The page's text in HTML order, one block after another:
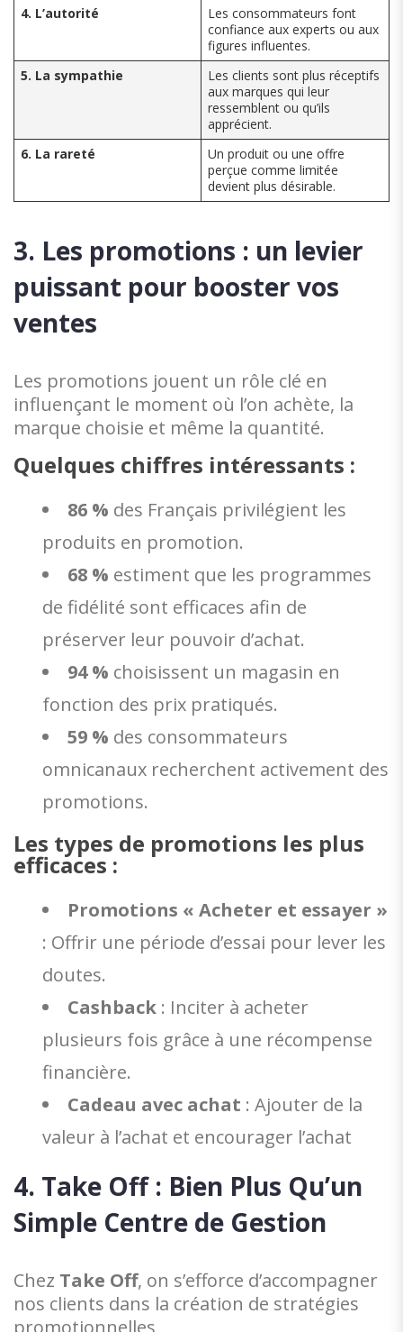
4. L’autorité
Les consommateurs font
confiance aux experts ou aux
figures influentes.
5. La sympathie
Les clients sont plus réceptifs
aux marques qui leur
ressemblent ou qu’ils
apprécient.
6. La rareté
Un produit ou une offre
perçue comme limitée
devient plus désirable.
3. Les promotions : un levier
puissant pour booster vos
ventes
Les promotions jouent un rôle clé en
influençant le moment où l’on achète, la
marque choisie et même la quantité.
Quelques chiffres intéressants :
86 % des Français privilégient les
produits en promotion.
68 % estiment que les programmes
de fidélité sont efficaces afin de
préserver leur pouvoir d’achat.
94 % choisissent un magasin en
fonction des prix pratiqués.
59 % des consommateurs
omnicanaux recherchent activement des
promotions.
Les types de promotions les plus
efficaces :
Promotions « Acheter et essayer »
: Offrir une période d’essai pour lever les
doutes.
Cashback : Inciter à acheter
plusieurs fois grâce à une récompense
financière.
Cadeau avec achat : Ajouter de la
valeur à l’achat et encourager l’achat
4. Take Off : Bien Plus Qu’un
Simple Centre de Gestion
Chez Take Off, on s’efforce d’accompagner
nos clients dans la création de stratégies
promotionnelles